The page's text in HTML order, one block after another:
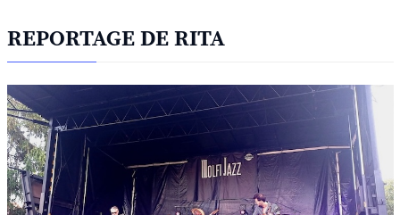
REPORTAGE DE RITA